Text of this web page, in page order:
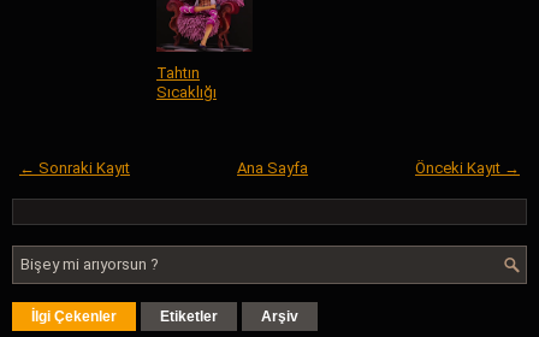
Tahtın
Sıcaklığı
← Sonraki Kayıt Önceki Kayıt →
Ana Sayfa
İlgi Çekenler Etiketler Arşiv